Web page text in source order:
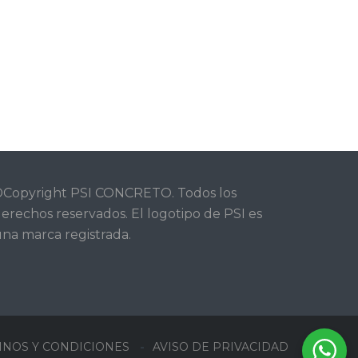
PSI CONCRETO. Todos los
reservados. El logotipo de PSI es
marca registrada.
Y CONDICIONES AVISO DE PRIVACIDAD